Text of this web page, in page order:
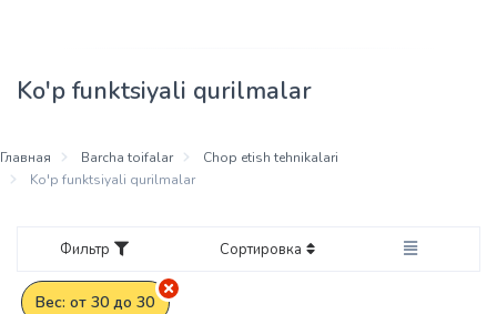
Hp
Ko'p funktsiyali qurilmalar
Главная Barcha toifalar
Chop etish tehnikalari
Ko'p funktsiyali qurilmalar
Фильтр Сортировка
Вес: от 30 до 30